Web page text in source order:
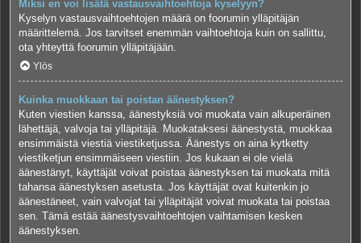
Miksi en voi lisätä vastausvaihtoehtoja kyselyyn?
Kyselyn vastausvaihtoehtojen määrä on foorumin ylläpitäjän
määrittelemä. Jos tarvitset enemmän vaihtoehtoja kuin on sallittu,
ota yhteyttä foorumin ylläpitäjään.
Ylös
Kuinka muokkaan tai poistan äänestyksen?
Kuten viestien kanssa, äänestyksiä voi muokata vain alkuperäinen
lähettäjä, valvoja tai ylläpitäjä. Muokataksesi äänestystä, muokkaa
ensimmäistä viestiä viestiketjussa. Äänestys on aina kytketty
viestiketjun ensimmäiseen viestiin. Jos kukaan ei ole vielä
äänestänyt, käyttäjät voivat poistaa äänestyksen tai muokata mitä
tahansa äänestyksen asetusta. Jos käyttäjät ovat kuitenkin jo
äänestäneet, vain valvojat tai ylläpitäjät voivat muokata tai poistaa
sen. Tämä estää äänestysvaihtoehtojen vaihtamisen kesken
äänestyksen.